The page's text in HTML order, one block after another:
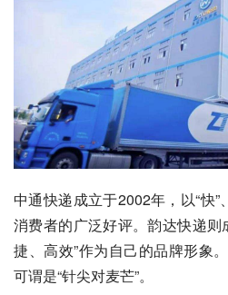
中通快递成立于2002年，以“快”
消费者的广泛好评。韵达快递则
捷、高效”作为自己的品牌形象
可谓是“针尖对麦芒”。